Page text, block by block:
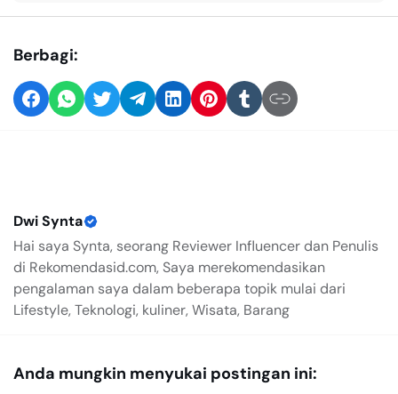
Berbagi:
Dwi Synta
Hai saya Synta, seorang Reviewer Influencer dan Penulis
di Rekomendasid.com, Saya merekomendasikan
pengalaman saya dalam beberapa topik mulai dari
Lifestyle, Teknologi, kuliner, Wisata, Barang
Anda mungkin menyukai postingan ini: